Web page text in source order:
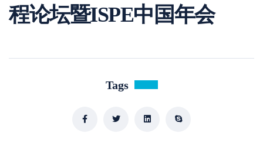
程论坛暨ISPE中国年会
Tags